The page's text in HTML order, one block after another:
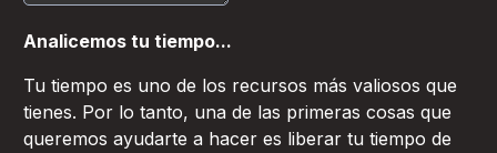
Analicemos tu tiempo...
Tu tiempo es uno de los recursos más valiosos que
tienes. Por lo tanto, una de las primeras cosas que
queremos ayudarte a hacer es liberar tu tiempo de